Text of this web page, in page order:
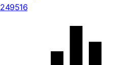
249516